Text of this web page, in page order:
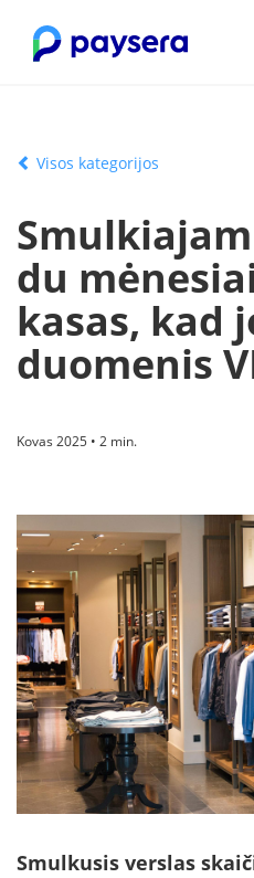
Visos kategorijos
du
kasas, kad
duomenis
Kovas 2025 • 2 min.
Smulkusis verslas